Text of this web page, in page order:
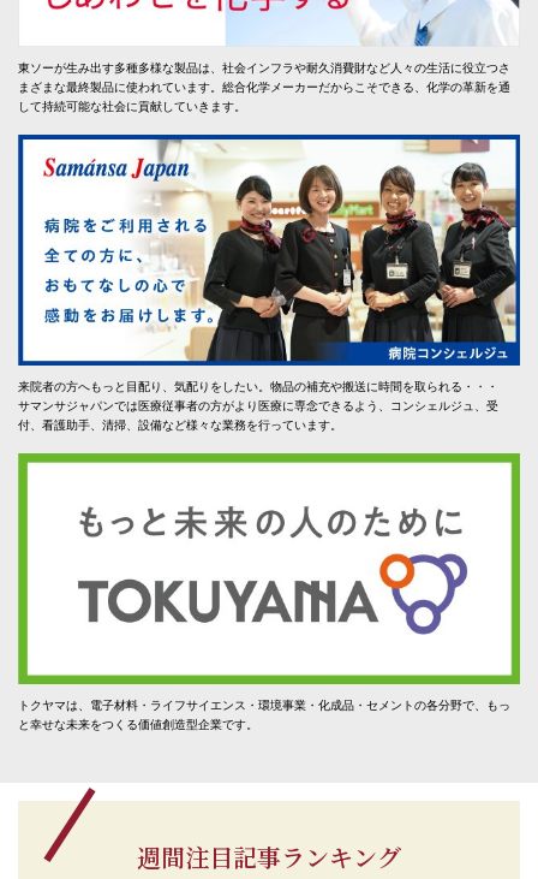
東ソーが生み出す多種多様な製品は、社会インフラや耐久消費財など人々の生活に役立つさ
まざまな最終製品に使われています。総合化学メーカーだからこそできる、化学の革新を通
して持続可能な社会に貢献していきます。
来院者の方へもっと目配り、気配りをしたい。物品の補充や搬送に時間を取られる・・・
サマンサジャパンでは医療従事者の方がより医療に専念できるよう、コンシェルジュ、受
付、看護助手、清掃、設備など様々な業務を行っています。
トクヤマは、電子材料・ライフサイエンス・環境事業・化成品・セメントの各分野で、もっ
と幸せな未来をつくる価値創造型企業です。
週間注目記事ランキング